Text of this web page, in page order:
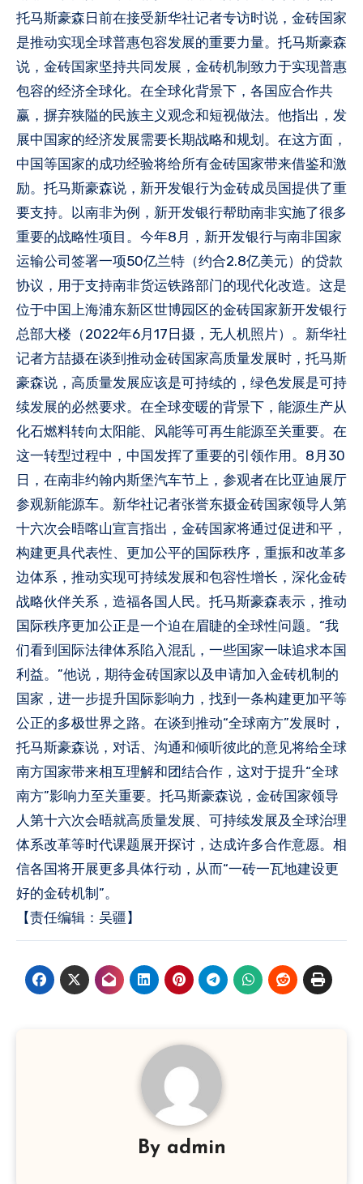
托马斯豪森日前在接受新华社记者专访时说，金砖国家
是推动实现全球普惠包容发展的重要力量。托马斯豪森
说，金砖国家坚持共同发展，金砖机制致力于实现普惠
包容的经济全球化。在全球化背景下，各国应合作共
赢，摒弃狭隘的民族主义观念和短视做法。他指出，发
展中国家的经济发展需要长期战略和规划。在这方面，
中国等国家的成功经验将给所有金砖国家带来借鉴和激
励。托马斯豪森说，新开发银行为金砖成员国提供了重
要支持。以南非为例，新开发银行帮助南非实施了很多
重要的战略性项目。今年8月，新开发银行与南非国家
运输公司签署一项50亿兰特（约合2.8亿美元）的贷款
协议，用于支持南非货运铁路部门的现代化改造。这是
位于中国上海浦东新区世博园区的金砖国家新开发银行
总部大楼（2022年6月17日摄，无人机照片）。新华社
记者方喆摄在谈到推动金砖国家高质量发展时，托马斯
豪森说，高质量发展应该是可持续的，绿色发展是可持
续发展的必然要求。在全球变暖的背景下，能源生产从
化石燃料转向太阳能、风能等可再生能源至关重要。在
这一转型过程中，中国发挥了重要的引领作用。8月30
日，在南非约翰内斯堡汽车节上，参观者在比亚迪展厅
参观新能源车。新华社记者张誉东摄金砖国家领导人第
十六次会晤喀山宣言指出，金砖国家将通过促进和平，
构建更具代表性、更加公平的国际秩序，重振和改革多
边体系，推动实现可持续发展和包容性增长，深化金砖
战略伙伴关系，造福各国人民。托马斯豪森表示，推动
国际秩序更加公正是一个迫在眉睫的全球性问题。“我
们看到国际法律体系陷入混乱，一些国家一味追求本国
利益。”他说，期待金砖国家以及申请加入金砖机制的
国家，进一步提升国际影响力，找到一条构建更加平等
公正的多极世界之路。在谈到推动“全球南方”发展时，
托马斯豪森说，对话、沟通和倾听彼此的意见将给全球
南方国家带来相互理解和团结合作，这对于提升“全球
南方”影响力至关重要。托马斯豪森说，金砖国家领导
人第十六次会晤就高质量发展、可持续发展及全球治理
体系改革等时代课题展开探讨，达成许多合作意愿。相
信各国将开展更多具体行动，从而“一砖一瓦地建设更
好的金砖机制”。
【责任编辑：吴疆】
By admin